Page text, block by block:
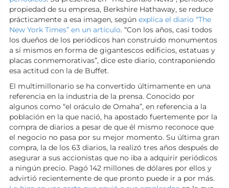
propiedad de su empresa, Berkshire Hathaway, se reduce
prácticamente a esa imagen, según explica el diario “The
New York Times” en un artículo. “Con los años, casi todos
los dueños de los periódicos han construido monumentos
a sí mismos en forma de gigantescos edificios, estatuas y
placas conmemorativas”, dice este diario, contraponiendo
esa actitud con la de Buffet.
El multimillonario se ha convertido últimamente en una
referencia en la industria de la prensa. Conocido por
algunos como “el oráculo de Omaha”, en referencia a la
población en la que nació, ha apostado fuertemente por la
compra de diarios a pesar de que él mismo reconoce que
el negocio no pasa por su mejor momento. Su última gran
compra, la de los 63 diarios, la realizó tres años después de
asegurar a sus accionistas que no iba a adquirir periódicos
a ningún precio. Pagó 142 millones de dólares por ellos y
advirtió recientemente de que pronto puede ir a por más.